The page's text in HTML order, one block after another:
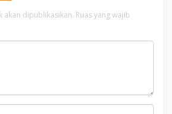
akan dipublikasikan. Ruas yang wajib